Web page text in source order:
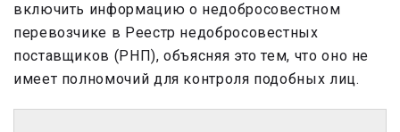
включить информацию о недобросовестном
перевозчике в Реестр недобросовестных
поставщиков (РНП), объясняя это тем, что оно не
имеет полномочий для контроля подобных лиц.